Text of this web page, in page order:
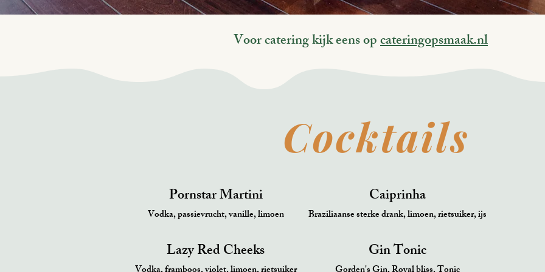
Voor catering kijk eens opcateringopsmaak.nl
Cocktails
Pornstar Martini
Vodka, passievrucht, vanille, limoen
Lazy Red Cheeks
Caiprinha
Braziliaanse sterke drank, limoen, rietsuiker, ijs
Gin Tonic